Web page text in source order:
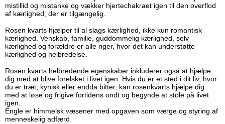
mistillid og mistanke og vækker hjertechakraet igen til den overflod
af kærlighed, der er tilgængelig.
Rosen kvarts hjælper til al slags kærlighed, ikke kun romantisk
kærlighed. Venskab, familie, guddommelig kærlighed, selv
kærlighed og forældre er alle riger, hvor det kan understøtte
kærlighed og helbredelse.
Rosen kvarts helbredende egenskaber inkluderer også at hjælpe
dig med at blive forelsket i livet igen. Hvis du er et sted i dit liv, hvor
du er træt, kynisk eller endda bitter, kan rosenkvarts hjælpe dig
med at løse og frigive fortidens ondt og begynde at stole på livet
igen.
Engle er himmelsk væsener med opgaven som værge og styring af
menneskelig adfærd.